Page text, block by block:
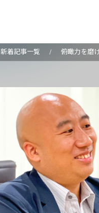
新着記事一覧 俯瞰力を磨